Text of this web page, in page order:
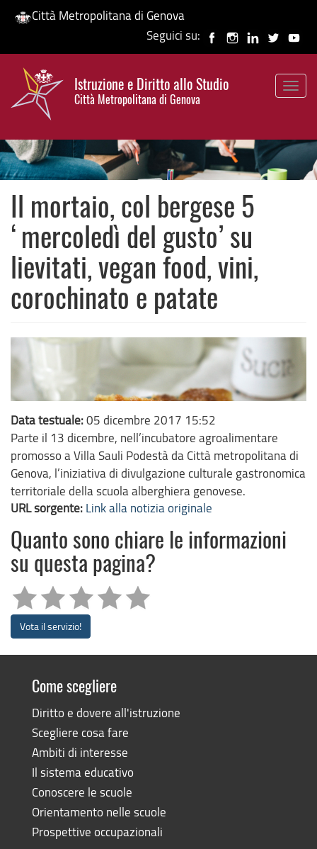
Salta
contenuto
principale
Città Metropolitana di Genova
Seguici su:
Istruzione e Diritto allo Studio
Città Metropolitana di Genova
HP banner
Il mortaio, col bergese 5
‘mercoledì del gusto’ su
lievitati, vegan food, vini,
corochinato e patate
Data testuale:05 dicembre 2017 15:52
Parte il 13 dicembre, nell’incubatore agroalimentare
promosso a Villa Sauli Podestà da Città metropolitana di
Genova, l’iniziativa di divulgazione culturale gastronomica
territoriale della scuola alberghiera genovese.
URL sorgente: Link alla notizia originale
Quanto sono chiare le informazioni
su questa pagina?
Vota il servizio!
Come scegliere
Diritto e dovere all'istruzione
Scegliere cosa fare
Ambiti di interesse
Il sistema educativo
Conoscere le scuole
Orientamento nelle scuole
Prospettive occupazionali